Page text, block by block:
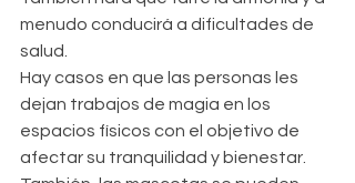
menudo conducirá a dificultades de
salud.
Hay casos en que las personas les
dejan trabajos de magia en los
espacios físicos con el objetivo de
afectar su tranquilidad y bienestar.